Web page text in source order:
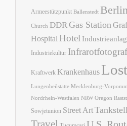
Armeestützpunkt Ballenstedt
Church DDR Gas Station
Hospital Hotel
Industriekultur
Kraftwerk Krankenhaus
Lungenheilstätte Mecklenburg-
Nordrhein-Westfalen NRW Oregon
Sowjetunion Street Art